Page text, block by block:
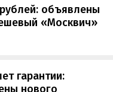
объявлены
«Москвич»
гарантии:
нового